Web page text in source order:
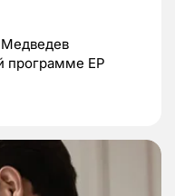
программе ЕР